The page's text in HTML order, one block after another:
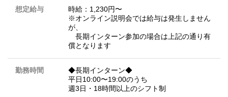
想定給与
時給：1,230円〜
※オンライン説明会では給与は発生しません
が、
長期インターン参加の場合は上記の通り有
償となります
勤務時間
◆長期インターン◆
平日10:00〜19:00のうち
週3日・18時間以上のシフト制